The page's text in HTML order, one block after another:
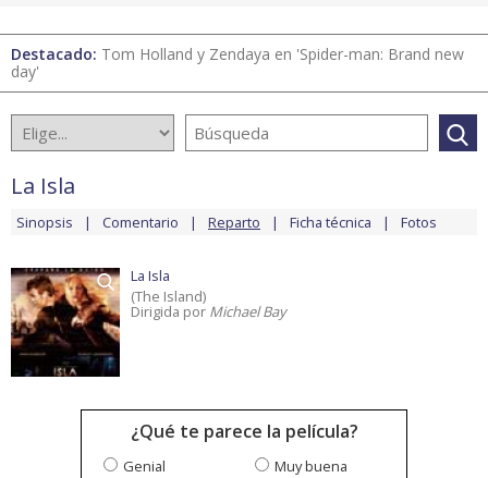
Destacado: Tom Holland y Zendaya en 'Spider-man: Brand new
day'
La Isla
Sinopsis Comentario Reparto Ficha técnica Fotos
La Isla
(The Island)
Dirigida por Michael Bay
¿Qué te parece la película?
Genial
Muy buena